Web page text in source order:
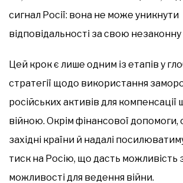
сигнал Росії: вона не може уникнути
відповідальності за свою незаконну
Цей крок є лише одним із етапів у
стратегії щодо використання
російських активів для компенсації
війною. Окрім фінансової допомоги,
західні країни й надалі
тиск на Росію, що дасть можливість
можливості для ведення війни.